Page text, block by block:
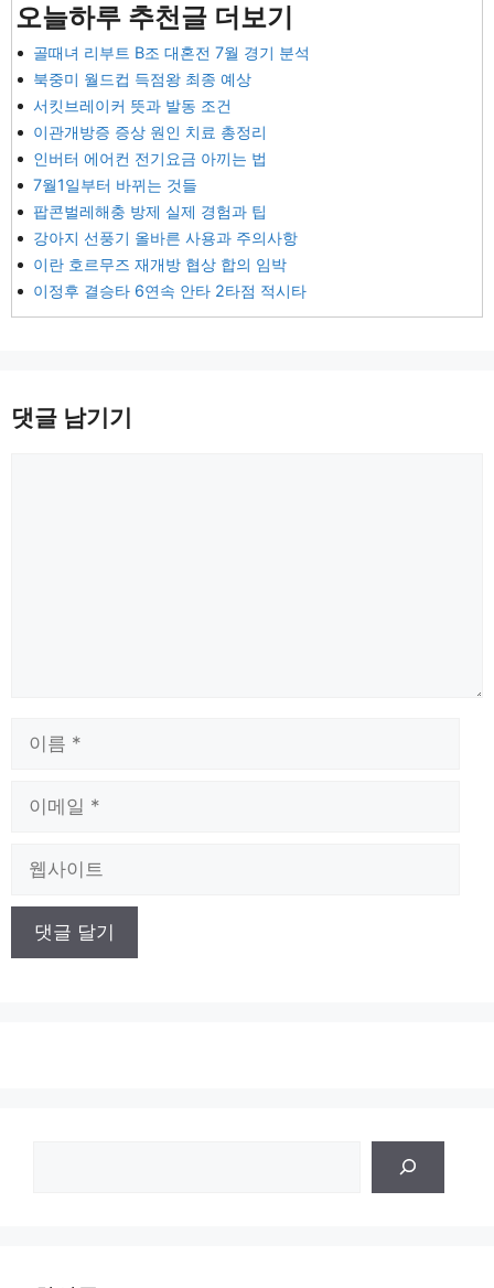
오늘하루 추천글 더보기
골때녀 리부트 B조 대혼전 7월 경기 분석
북중미 월드컵 득점왕 최종 예상
서킷브레이커 뜻과 발동 조건
이관개방증 증상 원인 치료 총정리
인버터 에어컨 전기요금 아끼는 법
7월1일부터 바뀌는 것들
팝콘벌레해충 방제 실제 경험과 팁
강아지 선풍기 올바른 사용과 주의사항
이란 호르무즈 재개방 협상 합의 임박
이정후 결승타 6연속 안타 2타점 적시타
댓글 남기기